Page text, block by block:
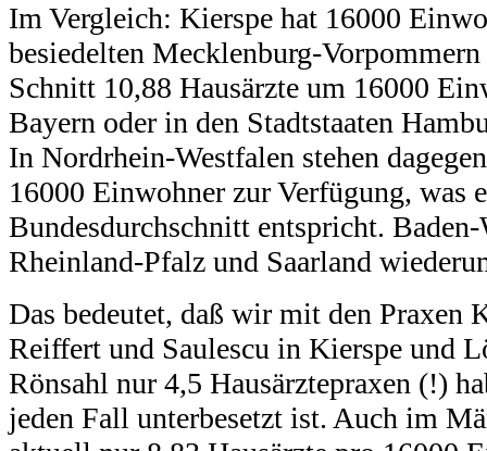
Im Vergleich: Kierspe hat 16000
besiedelten Mecklenburg-
Schnitt 10,88 Hausärzte um 16000
Bayern oder in den Stadtstaaten
In Nordrhein-Westfalen stehen
16000 Einwohner zur Verfügung, was
Bundesdurchschnitt entspricht.
Rheinland-Pfalz und Saarland
Das bedeutet, daß wir mit den Praxen
Reiffert und Saulescu in Kierspe und
Rönsahl nur 4,5 Hausärztepraxen (!)
jeden Fall unterbesetzt ist. Auch im